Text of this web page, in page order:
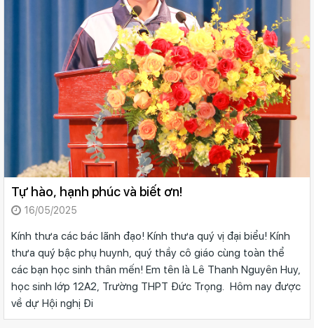
Tự hào, hạnh phúc và biết ơn!
16/05/2025
Kính thưa các bác lãnh đạo! Kính thưa quý vị đại biểu! Kính
thưa quý bậc phụ huynh, quý thầy cô giáo cùng toàn thể
các bạn học sinh thân mến! Em tên là Lê Thanh Nguyên Huy,
học sinh lớp 12A2, Trường THPT Đức Trọng. Hôm nay được
về dự Hội nghị Đi